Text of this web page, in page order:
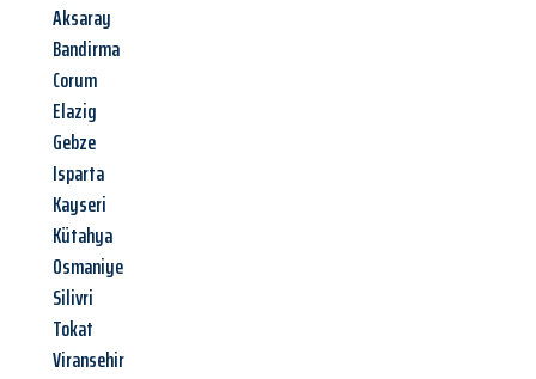
Aksaray
Bandirma
Corum
Elazig
Gebze
Isparta
Kayseri
Kütahya
Osmaniye
Silivri
Tokat
Viransehir